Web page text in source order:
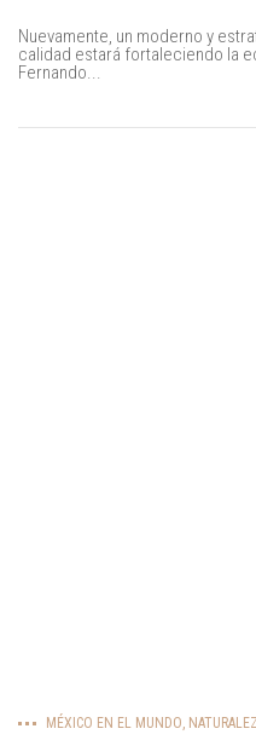
Nuevamente, un moderno y
calidad estará fortaleciendo la
Fernando...
MÉXICO EN EL MUNDO,